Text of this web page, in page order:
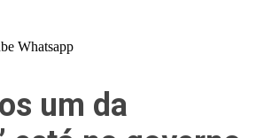
Whatsapp
um da